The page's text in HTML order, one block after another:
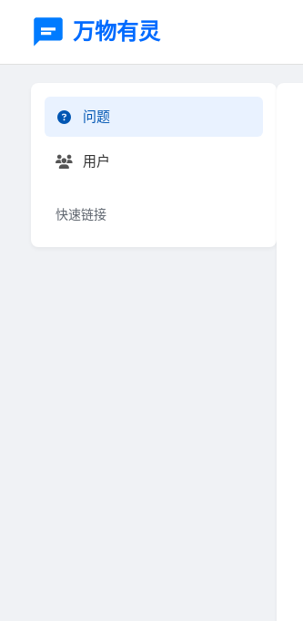
万物有灵
问题
用户
快速链接